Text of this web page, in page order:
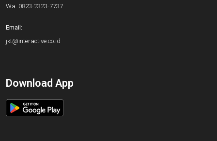
Wa. 0823-2323-7737
Email:
jkt@interactive.co.id
Download App